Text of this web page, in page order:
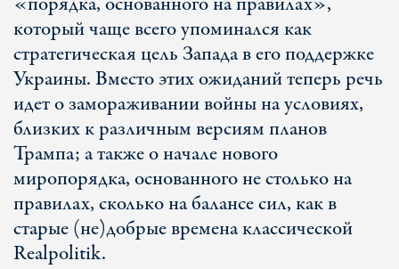
который чаще всего упоминался как
стратегическая цель Запада в его поддержке
Украины. Вместо этих ожиданий теперь речь
идет о замораживании войны на условиях,
близких к различным версиям планов
Трампа; а также о начале нового
миропорядка, основанного не столько на
правилах, сколько на балансе сил, как в
старые (не)добрые времена классической
Realpolitik.